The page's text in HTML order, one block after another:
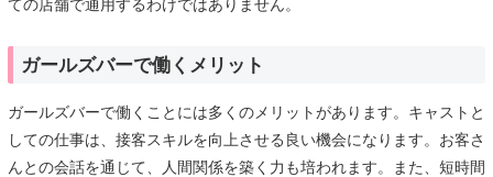
ての店舗で通用するわけではありません。
ガールズバーで働くメリット
ガールズバーで働くことには多くのメリットがあります。キャストと
しての仕事は、接客スキルを向上させる良い機会になります。お客さ
んとの会話を通じて、人間関係を築く力も培われます。また、短時間